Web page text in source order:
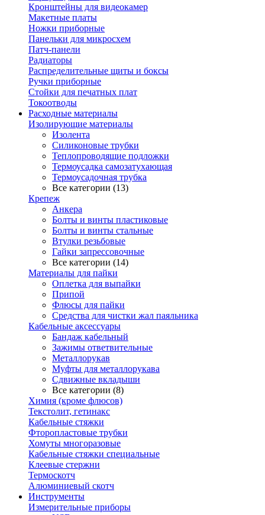
Кронштейны для видеокамер
Макетные платы
Ножки приборные
Панельки для микросхем
Патч-панели
Радиаторы
Распределительные щиты и боксы
Ручки приборные
Стойки для печатных плат
Токоотводы
Расходные материалы
Изолирующие материалы
Изолента
Силиконовые трубки
Теплопроводящие подложки
Термоусадка самозатухающая
Термоусадочная трубка
Все категории (13)
Крепеж
Анкера
Болты и винты пластиковые
Болты и винты стальные
Втулки резьбовые
Гайки запрессовочные
Все категории (14)
Материалы для пайки
Оплетка для выпайки
Припой
Флюсы для пайки
Средства для чистки жал паяльника
Кабельные аксессуары
Бандаж кабельный
Зажимы ответвительные
Металлорукав
Муфты для металлорукава
Сдвижные вкладыши
Все категории (8)
Химия (кроме флюсов)
Текстолит, гетинакс
Кабельные стяжки
Фторопластовые трубки
Хомуты многоразовые
Кабельные стяжки специальные
Клеевые стержни
Термоскотч
Алюминиевый скотч
Инструменты
Измерительные приборы